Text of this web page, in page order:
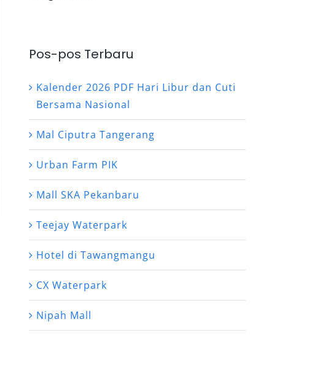
Pos-pos Terbaru
Kalender 2026 PDF Hari Libur dan Cuti
Bersama Nasional
Mal Ciputra Tangerang
Urban Farm PIK
Mall SKA Pekanbaru
Teejay Waterpark
Hotel di Tawangmangu
CX Waterpark
Nipah Mall